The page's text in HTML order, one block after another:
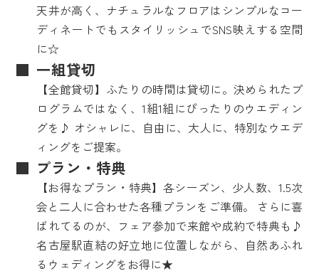
天井が高く、ナチュラルなフロアはシンプルなコー
ディネートでもスタイリッシュでSNS映えする空間
に☆
一組貸切
【全館貸切】ふたりの時間は貸切に。決められたプ
ログラムではなく、1組1組にぴったりのウエディン
グを♪ オシャレに、自由に、大人に、特別なウエデ
ィングをご提案。
プラン・特典
【お得なプラン・特典】各シーズン、少人数、1.5次
会と二人に合わせた各種プランをご準備。 さらに喜
ばれてるのが、フェア参加で来館や成約で特典も♪
名古屋駅直結の好立地に位置しながら、自然あふれ
るウェディングをお得に★